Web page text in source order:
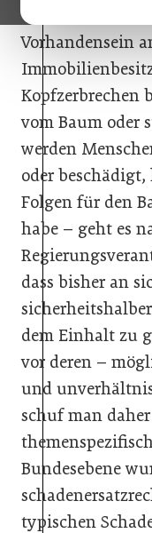
Geht es um
Vorhandensein
Kopfzerbrechen
vom Baum oder
werden
oder
Folgen für den
habe – geht es
dass bisher an
dem Einhalt zu
vor deren –
und
schuf man
Bundesebene
typischen